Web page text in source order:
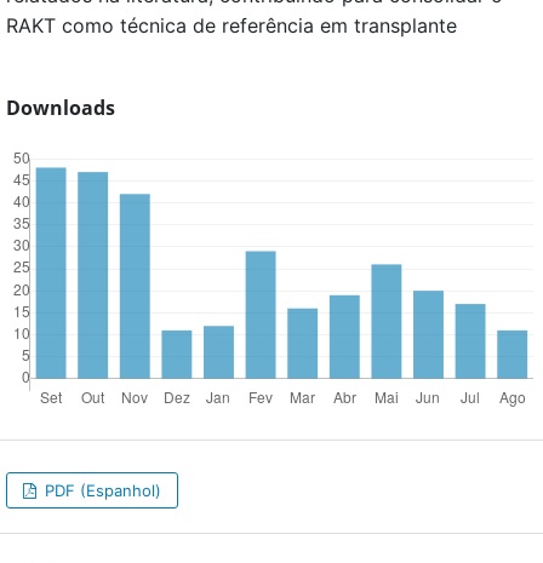
RAKT como técnica de referência em transplante
Downloads
PDF (Espanhol)